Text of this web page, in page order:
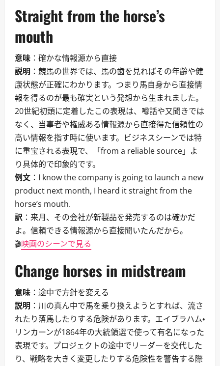
Straight from the horse’s
mouth
意味 ：確かな情報源から直接
説明 ：競馬の世界では、馬の歯を見ればその年齢や健
康状態が正確にわかります。つまり馬自身から直接情
報を得るのが最も確実という発想から生まれました。
20世紀初頭に定着したこの表現は、噂話や又聞きでは
なく、当事者や権威ある情報源から直接得た信頼性の
高い情報を指す時に使います。ビジネスシーンでは特
に重宝される表現で、「from a reliable source」よ
り具体的で印象的です。
例文 ：I know the company is going to launch a new
product next month, I heard it straight from the
horse’s mouth.
訳 ：来月、その会社が新製品を発売するのは確かだ
よ。信頼できる情報源から直接聞いたんだから。
🎬映画のシーンで見る
Change horses in midstream
意味 ：途中で方針を変える
説明 ：川の真ん中で馬を乗り換えようとすれば、流さ
れたり落馬したりする危険があります。エイブラハム・
リンカーンが1864年の大統領選で使って有名になった
表現です。プロジェクトの途中でリーダーを交代した
り、戦略を大きく変更したりする危険性を警告する際